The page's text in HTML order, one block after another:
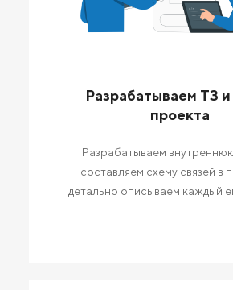
Разрабатываем ТЗ и
проекта
Разрабатываем
составляем схему связей в
детально описываем каждый